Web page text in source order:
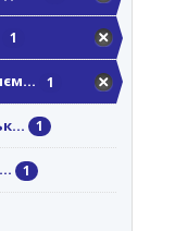
1
1
1
1